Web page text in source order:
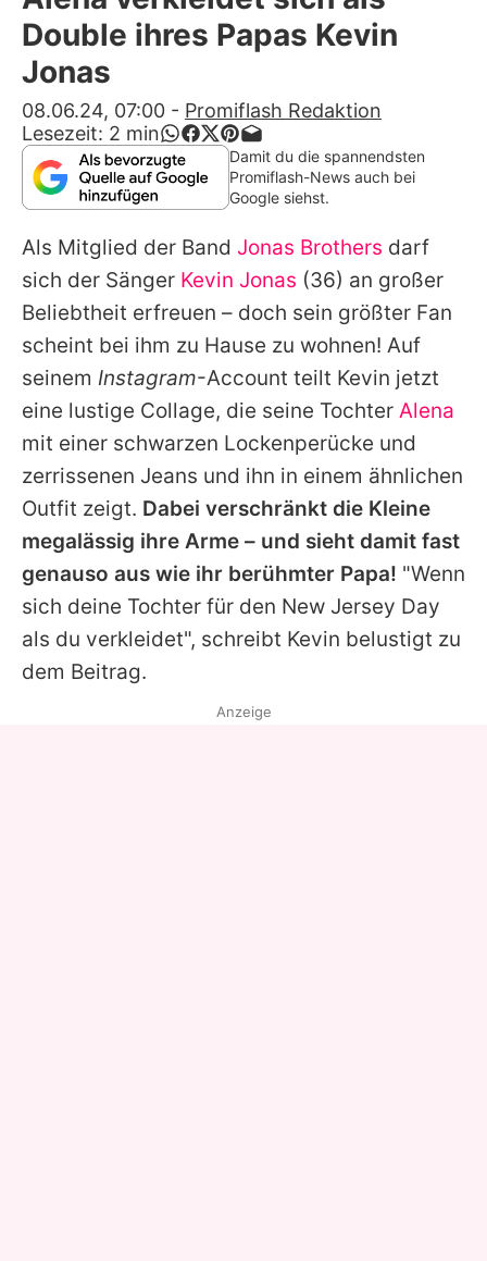
Alle Themen auf Promiflash
Jobs
App runterladen
Team
Redaktionelle Richtlinien
Impressum
Datenschutzerklärung
Nutzungsbedingungen
Utiq verwalten
Double ihres Papas Kevin
Jonas
08.06.24, 07:00 - Promiflash Redaktion
Lesezeit: 2 min
Damit du die spannendsten
Promiflash-News auch bei
Google siehst.
Als Mitglied der Band Jonas Brothers darf
sich der Sänger Kevin Jonas (36) an großer
Beliebtheit erfreuen – doch sein größter Fan
scheint bei ihm zu Hause zu wohnen! Auf
seinem Instagram-Account teilt Kevin jetzt
eine lustige Collage, die seine Tochter Alena
mit einer schwarzen Lockenperücke und
zerrissenen Jeans und ihn in einem ähnlichen
Outfit zeigt. Dabei verschränkt die Kleine
megalässig ihre Arme – und sieht damit fast
genauso aus wie ihr berühmter Papa! "Wenn
sich deine Tochter für den New Jersey Day
als du verkleidet", schreibt Kevin belustigt zu
dem Beitrag.
Anzeige